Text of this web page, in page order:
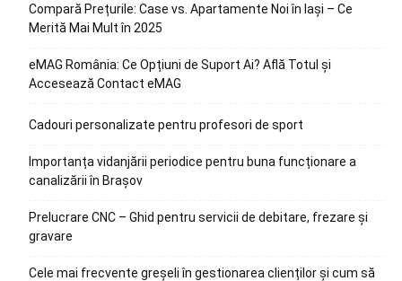
Compară Prețurile: Case vs. Apartamente Noi în Iași – Ce
Merită Mai Mult în 2025
eMAG România: Ce Opțiuni de Suport Ai? Află Totul și
Accesează Contact eMAG
Cadouri personalizate pentru profesori de sport
Importanța vidanjării periodice pentru buna funcționare a
canalizării în Brașov
Prelucrare CNC – Ghid pentru servicii de debitare, frezare și
gravare
Cele mai frecvente greșeli în gestionarea clienților și cum să